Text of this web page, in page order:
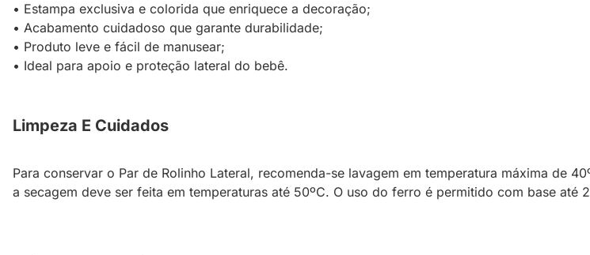
• Estampa exclusiva e colorida que enriquece a decoração;
• Acabamento cuidadoso que garante durabilidade;
• Produto leve e fácil de manusear;
• Ideal para apoio e proteção lateral do bebê.
Limpeza E Cuidados
Para conservar o Par de Rolinho Lateral, recomenda-se lavagem em temperatura máxima de
a secagem deve ser feita em temperaturas até 50ºC. O uso do ferro é permitido com base até